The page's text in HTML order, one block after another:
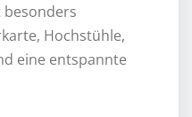
besonders
Hochstühle,
eine entspannte